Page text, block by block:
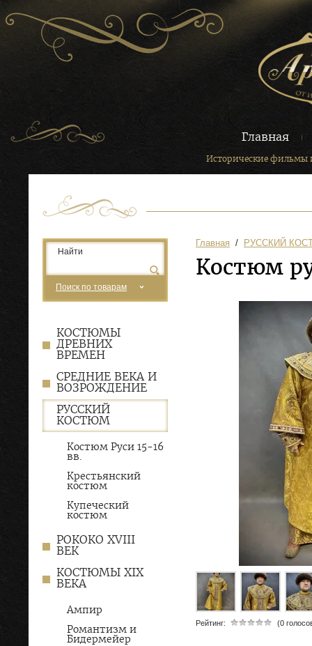
Главная
Исторические фильмы
Поиск по товарам
КОСТЮМЫ
ДРЕВНИХ
ВРЕМЕН
СРЕДНИЕ ВЕКА И
ВОЗРОЖДЕНИЕ
РУССКИЙ
КОСТЮМ
Костюм Руси 15-16
вв.
Крестьянский
костюм
Купеческий
костюм
РОКОКО XVIII
ВЕК
КОСТЮМЫ XIX
ВЕКА
Ампир
Романтизм и
Бидермейер
Главная
  /
РУССКИЙ
Костюм
Рейтинг: (0